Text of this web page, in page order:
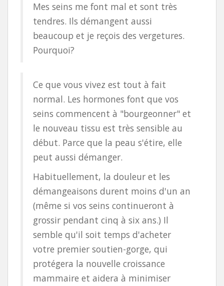
Mes seins me font mal et sont très
tendres. Ils démangent aussi
beaucoup et je reçois des vergetures.
Pourquoi?
Ce que vous vivez est tout à fait
normal. Les hormones font que vos
seins commencent à "bourgeonner" et
le nouveau tissu est très sensible au
début. Parce que la peau s'étire, elle
peut aussi démanger.
Habituellement, la douleur et les
démangeaisons durent moins d'un an
(même si vos seins continueront à
grossir pendant cinq à six ans.) Il
semble qu'il soit temps d'acheter
votre premier soutien-gorge, qui
protégera la nouvelle croissance
mammaire et aidera à minimiser